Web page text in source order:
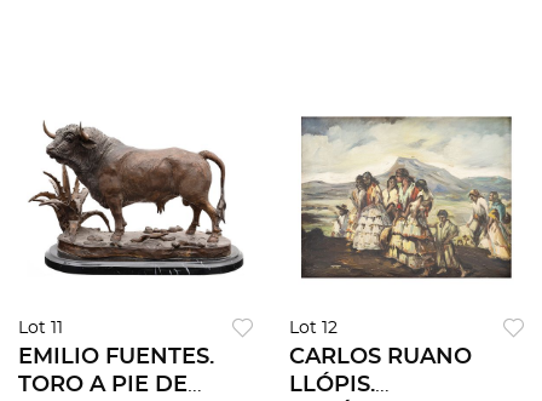
Lot 11
EMILIO FUENTES.
TORO A PIE DE
Lot 12
CARLOS RUANO
LLÓPIS.